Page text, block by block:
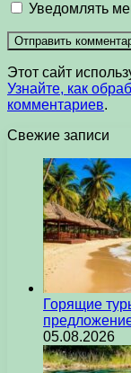
Уведомлять
Этот сайт
Узнайте, как
комментариев.
Свежие записи
Горящие
05.08.2026